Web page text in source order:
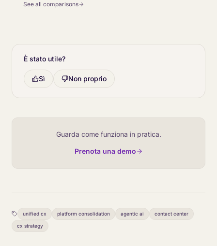
See all comparisons
È stato utile?
Sì Non proprio
Guarda come funziona in pratica.
Prenota una demo
unified cx platform consolidation agentic ai contact center
cx strategy